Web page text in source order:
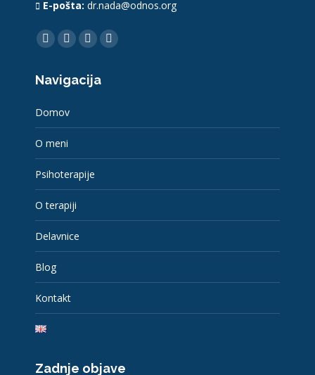
E-pošta: dr.nada@odnos.org
Find us on:
Facebook
opens
new
window
YouTube
opens
new
window
Linkedin
opens
Instagram
Navigacija
Domov
O meni
Psihoterapije
O terapiji
Delavnice
Blog
Kontakt
Zadnje objave